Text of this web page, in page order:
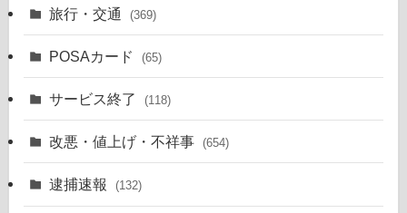
旅行・交通 (369)
POSAカード (65)
サービス終了 (118)
改悪・値上げ・不祥事 (654)
逮捕速報 (132)